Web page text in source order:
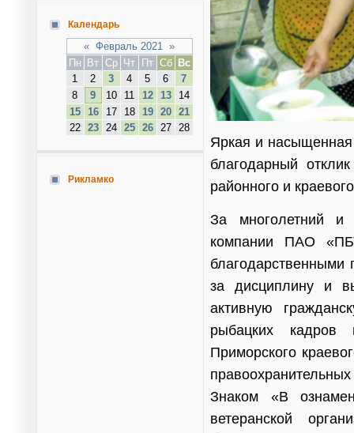
Календарь
« Февраль 2021 »
Пн
Вт Ср Чт Пт Сб
Вс
1
2 3 4 5 6
7
8
9 10 11 12 13
14
15
16 17 18 19 20
21
22
23 24 25 26 27 28
Рикламко
Яркая и
благодарный
районного и
За многолетний и
компании ПАО
за дисциплину и
активную
рыбацких кадров
Приморского
Знаком «В
ветеранской